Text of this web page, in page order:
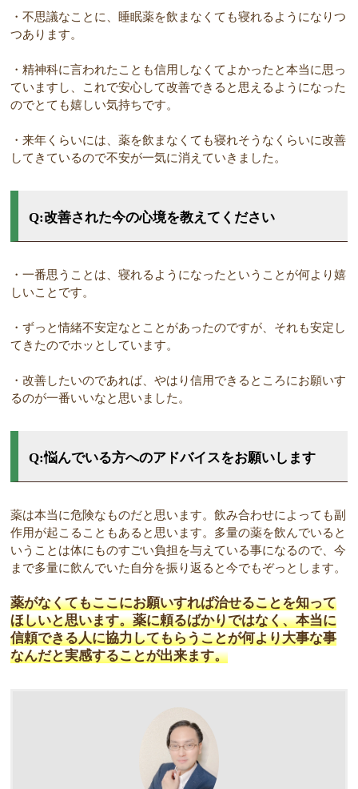
・不思議なことに、睡眠薬を飲まなくても寝れるようになりつ
つあります。
・精神科に言われたことも信用しなくてよかったと本当に思っ
ていますし、これで安心して改善できると思えるようになった
のでとても嬉しい気持ちです。
・来年くらいには、薬を飲まなくても寝れそうなくらいに改善
してきているので不安が一気に消えていきました。
Q:改善された今の心境を教えてください
・一番思うことは、寝れるようになったということが何より嬉
しいことです。
・ずっと情緒不安定なとことがあったのですが、それも安定し
てきたのでホッとしています。
・改善したいのであれば、やはり信用できるところにお願いす
るのが一番いいなと思いました。
Q:悩んでいる方へのアドバイスをお願いします
薬は本当に危険なものだと思います。飲み合わせによっても副
作用が起こることもあると思います。多量の薬を飲んでいると
いうことは体にものすごい負担を与えている事になるので、今
まで多量に飲んでいた自分を振り返ると今でもぞっとします。
薬がなくてもここにお願いすれば治せることを知って
ほしいと思います。薬に頼るばかりではなく、本当に
信頼できる人に協力してもらうことが何より大事な事
なんだと実感することが出来ます。